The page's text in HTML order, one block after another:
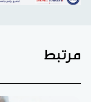
مرتبط